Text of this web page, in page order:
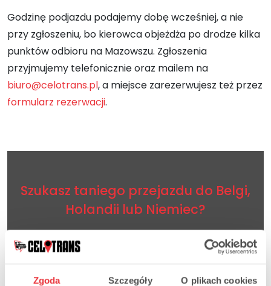
Zgoda Szczegóły O plikach cookies
Godzinę podjazdu podajemy dobę wcześniej, a nie
przy zgłoszeniu, bo kierowca objeżdża po drodze kilka
punktów odbioru na Mazowszu. Zgłoszenia
przyjmujemy telefonicznie oraz mailem na
biuro@celotrans.pl, a miejsce zarezerwujesz też przez
formularz rezerwacji.
Szukasz taniego przejazdu do Belgi,
Holandii lub Niemiec?
Nasza wieloletnie doświadczenie i nowoczesna
flota busów Mercedes Sprinter dowiezie Cię pod
wskazany adres punktualnie i w komfortowych